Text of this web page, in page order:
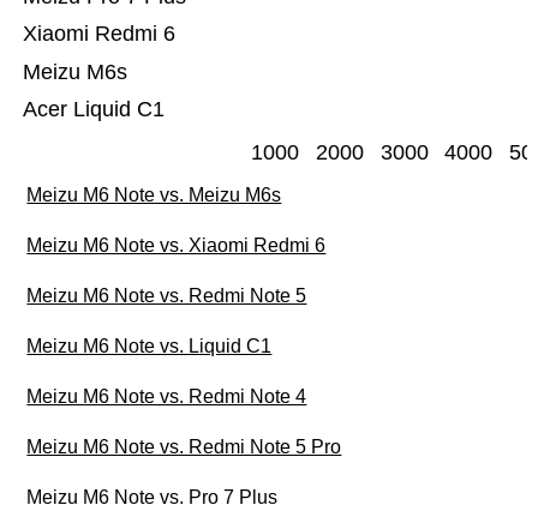
Acer Liquid C1
Meizu M6s
Xiaomi Redmi 6
1000 2000 3000 4000
Meizu M6 Note vs. Meizu M6s
Meizu M6 Note vs. Xiaomi Redmi 6
Meizu M6 Note vs. Redmi Note 5
Meizu M6 Note vs. Liquid C1
Meizu M6 Note vs. Redmi Note 4
Meizu M6 Note vs. Redmi Note 5 Pro
Meizu M6 Note vs. Pro 7 Plus